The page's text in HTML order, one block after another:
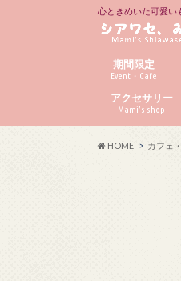
心ときめいた可愛い
期間限定
Event・Cafe
アクセサリー
Mami’s shop
HOME カフェ